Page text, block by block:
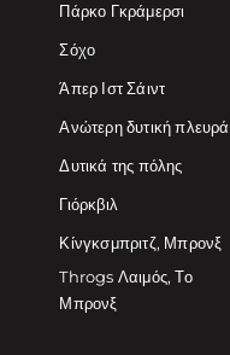
Πάρκο Γκράμερσι
Σόχο
Άπερ Ιστ Σάιντ
Ανώτερη δυτική πλευρά
Δυτικά της πόλης
Γιόρκβιλ
Κίνγκσμπριτζ, Μπρονξ
Throgs Λαιμός, Το
Μπρονξ